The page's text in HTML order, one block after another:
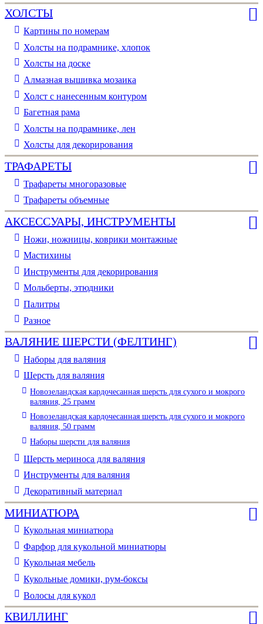
ХОЛСТЫ
Картины по номерам
Холсты на подрамнике, хлопок
Холсты на доске
Алмазная вышивка мозаика
Холст с нанесенным контуром
Багетная рама
Холсты на подрамнике, лен
Холсты для декорирования
ТРАФАРЕТЫ
Трафареты многоразовые
Трафареты объемные
АКСЕССУАРЫ, ИНСТРУМЕНТЫ
Ножи, ножницы, коврики монтажные
Мастихины
Инструменты для декорирования
Мольберты, этюдники
Палитры
Разное
ВАЛЯНИЕ ШЕРСТИ (ФЕЛТИНГ)
Наборы для валяния
Шерсть для валяния
Новозеландская кардочесанная шерсть для сухого и мокрого
валяния, 25 грамм
Новозеландская кардочесанная шерсть для сухого и мокрого
валяния, 50 грамм
Наборы шерсти для валяния
Шерсть мериноса для валяния
Инструменты для валяния
Декоративный материал
МИНИАТЮРА
Кукольная миниатюра
Фарфор для кукольной миниатюры
Кукольная мебель
Кукольные домики, рум-боксы
Волосы для кукол
КВИЛЛИНГ